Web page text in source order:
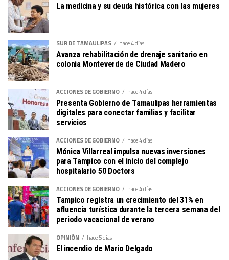
La medicina y su deuda histórica con las mujeres
SUR DE TAMAULIPAS hace 4 días
Avanza rehabilitación de drenaje sanitario en
colonia Monteverde de Ciudad Madero
ACCIONES DE GOBIERNO hace 4 días
Presenta Gobierno de Tamaulipas herramientas
digitales para conectar familias y facilitar
servicios
ACCIONES DE GOBIERNO hace 4 días
Mónica Villarreal impulsa nuevas inversiones
para Tampico con el inicio del complejo
hospitalario 50 Doctors
ACCIONES DE GOBIERNO hace 4 días
Tampico registra un crecimiento del 31% en
afluencia turística durante la tercera semana del
periodo vacacional de verano
OPINIÓN hace 5 días
El incendio de Mario Delgado